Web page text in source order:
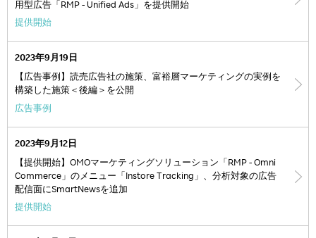
用型広告「RMP - Unified Ads」を提供開始
提供開始
2023年9月19日
【広告事例】読売広告社の施策、富裕層マーケティングの実例を
構築した施策＜後編＞を公開
広告事例
2023年9月12日
【提供開始】OMOマーケティングソリューション「RMP - Omni
Commerce」のメニュー「Instore Tracking」、分析対象の広告
配信面にSmartNewsを追加
提供開始